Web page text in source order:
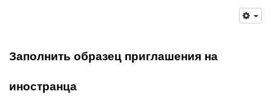
Заполнить образец приглашения на
иностранца